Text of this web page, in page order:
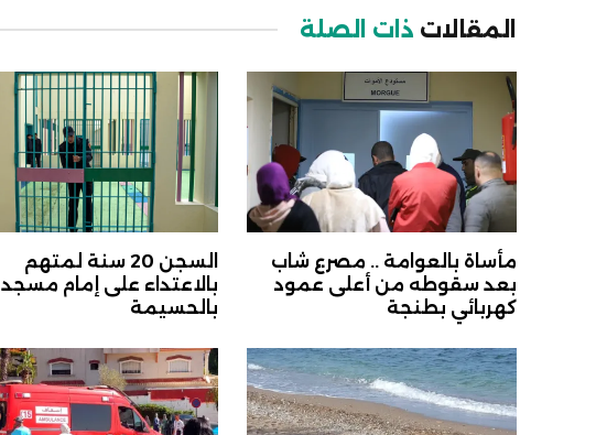
المقالات ذات الصلة
مأساة بالعوامة .. مصرع شاب
بعد سقوطه من أعلى عمود
كهربائي بطنجة
السجن 20 سنة لمتهم
بالاعتداء على إمام مسجد
بالحسيمة